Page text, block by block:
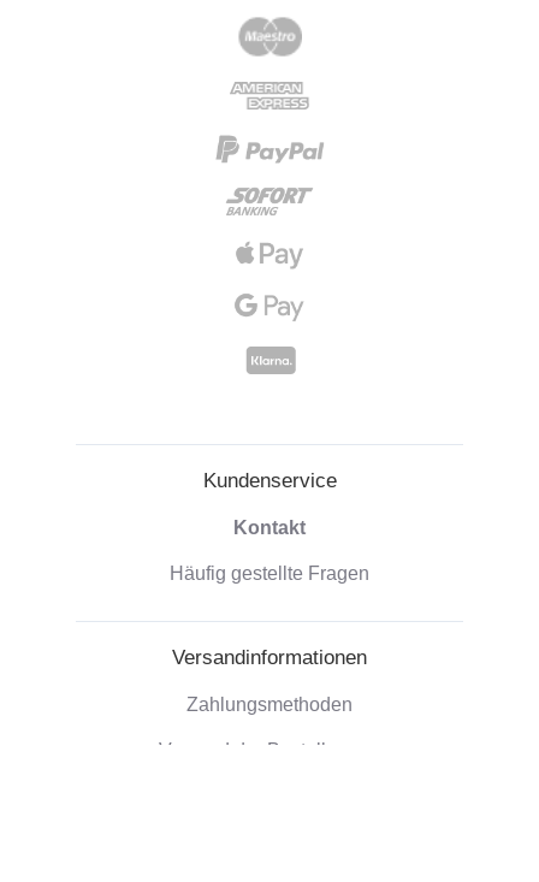
Kundenservice
Kontakt
Häufig gestellte Fragen
Versandinformationen
Zahlungsmethoden
Versand der Bestellungen